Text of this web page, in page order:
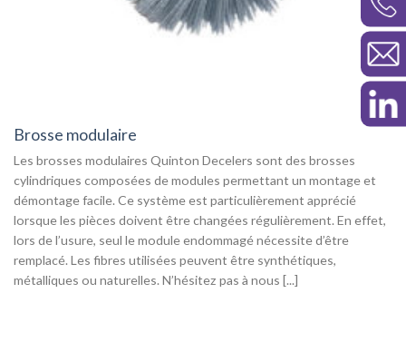
Brosse modulaire
Les brosses modulaires Quinton Decelers sont des brosses
cylindriques composées de modules permettant un montage et
démontage facile. Ce système est particulièrement apprécié
lorsque les pièces doivent être changées régulièrement. En effet,
lors de l’usure, seul le module endommagé nécessite d’être
remplacé. Les fibres utilisées peuvent être synthétiques,
métalliques ou naturelles. N’hésitez pas à nous [...]